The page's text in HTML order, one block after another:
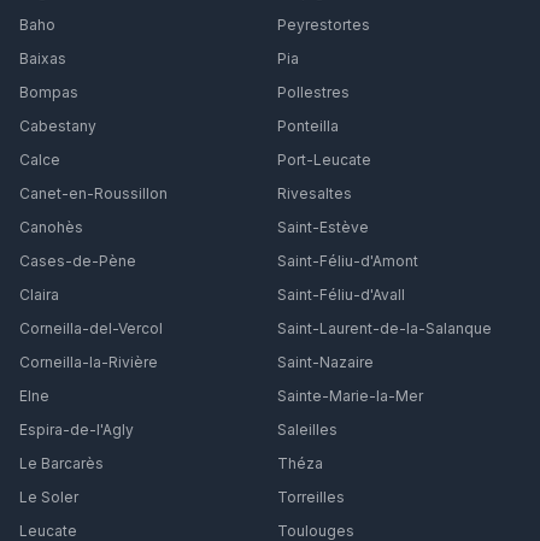
Baho
Baixas
Bompas
Cabestany
Calce
Canet-en-Roussillon
Canohès
Cases-de-Pène
Claira
Corneilla-del-Vercol
Corneilla-la-Rivière
Elne
Espira-de-l'Agly
Le Barcarès
Le Soler
Leucate
Peyrestortes
Pia
Pollestres
Ponteilla
Port-Leucate
Rivesaltes
Saint-Estève
Saint-Féliu-d'Amont
Saint-Féliu-d'Avall
Saint-Laurent-de-la-Salanque
Saint-Nazaire
Sainte-Marie-la-Mer
Saleilles
Théza
Torreilles
Toulouges